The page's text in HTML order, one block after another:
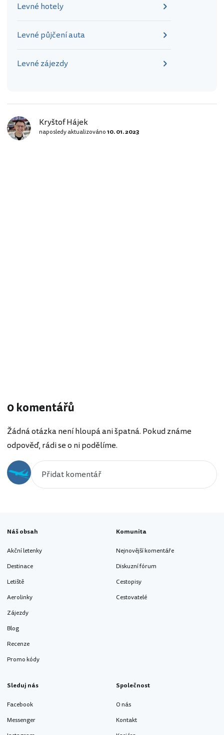
Levné hotely
Levné půjčení auta
Levné zájezdy
Kryštof Hájek
naposledy aktualizováno10. 01. 2023
0 komentářů
Žádná otázka není hloupá ani špatná. Pokud známe
odpověď, rádi se o ni podělíme.
Náš obsah
Akční letenky
Destinace
Letiště
Aerolinky
Zájezdy
Blog
Recenze
Promo kódy
Komunita
Nejnovější komentáře
Diskuzní fórum
Cestopisy
Cestovatelé
Sleduj nás
Facebook
Messenger
Společnost
O nás
Kontakt